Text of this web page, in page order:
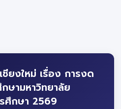
ชียงใหม่ เรื่อง การงด
ษามหาวิทยาลัย
ศึกษา 2569